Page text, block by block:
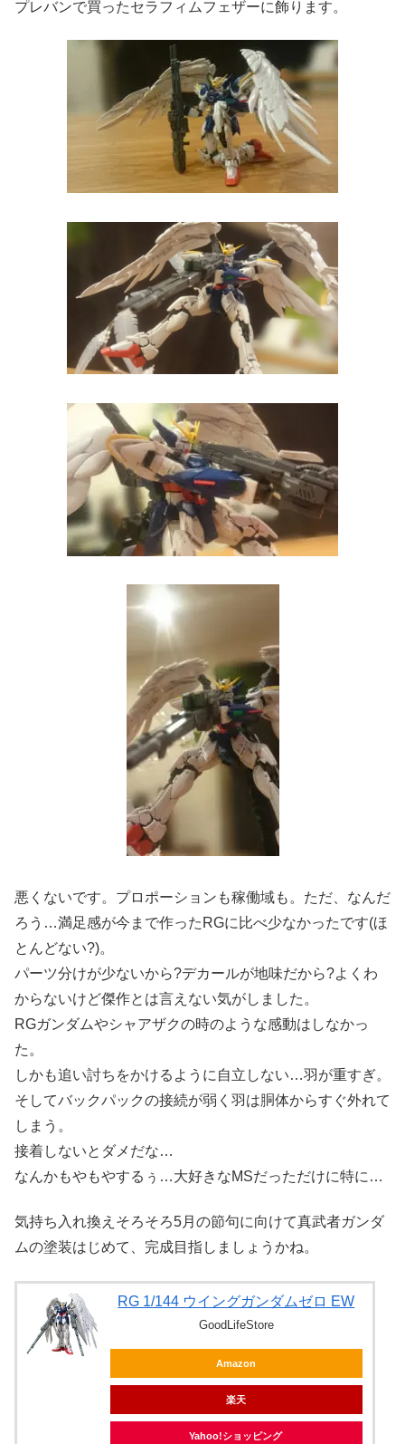
プレバンで買ったセラフィムフェザーに飾ります。
悪くないです。プロポーションも稼働域も。ただ、なんだ
ろう…満足感が今まで作ったRGに比べ少なかったです(ほ
とんどない?)。
パーツ分けが少ないから?デカールが地味だから?よくわ
からないけど傑作とは言えない気がしました。
RGガンダムやシャアザクの時のような感動はしなかっ
た。
しかも追い討ちをかけるように自立しない…羽が重すぎ。
そしてバックパックの接続が弱く羽は胴体からすぐ外れて
しまう。
接着しないとダメだな…
なんかもやもやするぅ…大好きなMSだっただけに特に…
気持ち入れ換えそろそろ5月の節句に向けて真武者ガンダ
ムの塗装はじめて、完成目指しましょうかね。
RG 1/144 ウイングガンダムゼロ EW
GoodLifeStore
Amazon
楽天
Yahoo!ショッピング